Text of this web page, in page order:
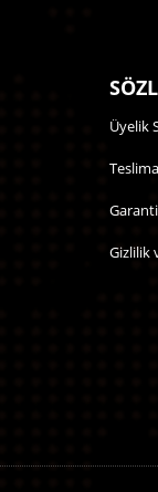
Üyelik
Gizlilik